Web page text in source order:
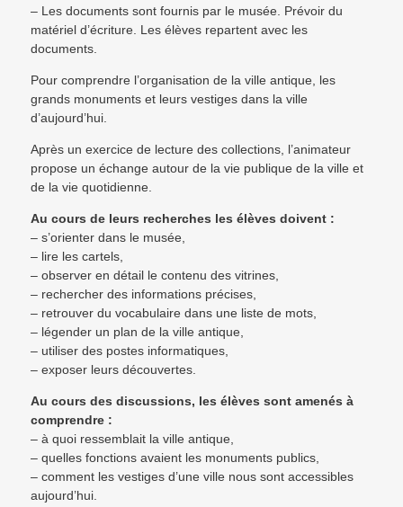
– Les documents sont fournis par le musée. Prévoir du
matériel d’écriture. Les élèves repartent avec les
documents.
Pour comprendre l’organisation de la ville antique, les
grands monuments et leurs vestiges dans la ville
d’aujourd’hui.
Après un exercice de lecture des collections, l’animateur
propose un échange autour de la vie publique de la ville et
de la vie quotidienne.
Au cours de leurs recherches les élèves doivent :
– s’orienter dans le musée,
– lire les cartels,
– observer en détail le contenu des vitrines,
– rechercher des informations précises,
– retrouver du vocabulaire dans une liste de mots,
– légender un plan de la ville antique,
– utiliser des postes informatiques,
– exposer leurs découvertes.
Au cours des discussions, les élèves sont amenés à
comprendre :
– à quoi ressemblait la ville antique,
– quelles fonctions avaient les monuments publics,
– comment les vestiges d’une ville nous sont accessibles
aujourd’hui.